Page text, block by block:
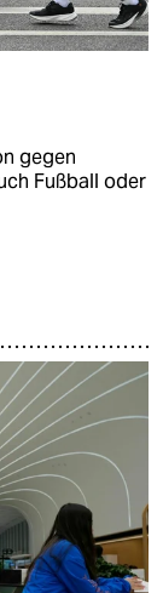
gegen
Fußball oder